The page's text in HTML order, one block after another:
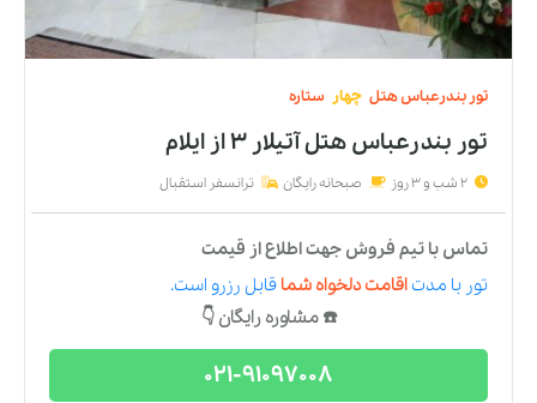
تور بندرعباسهتل چهار ستاره
تور بندرعباس هتل آتیلار ۳ ازایلام
2 شب و 3 روز صبحانه رایگان ترانسفر استقبال
تماس با تیم فروش جهت اطلاع از قیمت
تور با مدتاقامت دلخواه شما قابل رزرو است.
☎️ مشاوره رایگان 👇
021-91097008